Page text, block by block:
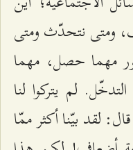
ومتى نتحدّث ومتى
مهما حصل، مهما
لم يتركوا لنا
لقد بيّنا أكثر ممّا